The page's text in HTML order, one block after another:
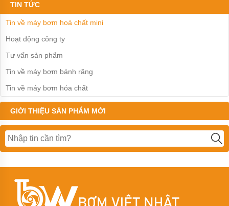
Bơm
màng
Sandpiper
Bơm
Aro
Bơm
màng
Cosmostar
Bơm
màng
YAMADA
Bơm
màng
Bơm
màng
TDS
TIN TỨC
Tin về máy bơm hoá chất mini
Hoạt động công ty
Tư vấn sản phẩm
Tin về máy bơm bánh răng
Tin về máy bơm hóa chất
GIỚI THIỆU SẢN PHẨM MỚI